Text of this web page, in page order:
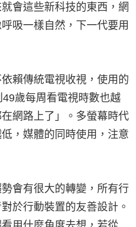
會這些新科技的東西，網
吸一樣自然，下一代要用
賴傳統電視收視，使用的
歲每周看電視時數也越
網路上了」。多螢幕時代
，媒體的同時使用，注意
會有很大的轉變，所有行
於行動裝置的友善設計。